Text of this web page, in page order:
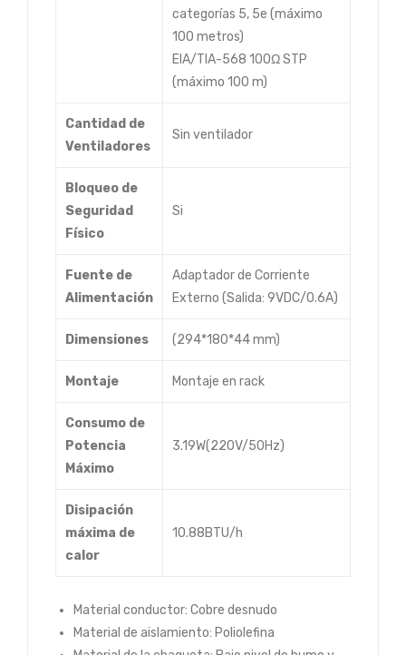
categorías 5, 5e (máximo
100 metros)
EIA/TIA-568 100Ω STP
(máximo 100 m)
Cantidad de
Ventiladores
Sin ventilador
Bloqueo de
Seguridad
Físico
Si
Fuente de
Alimentación
Adaptador de Corriente
Externo (Salida: 9VDC/0.6A)
Dimensiones (294*180*44 mm)
Montaje Montaje en rack
Consumo de
Potencia
Máximo
3.19W(220V/50Hz)
Disipación
máxima de
calor
10.88BTU/h
Material conductor: Cobre desnudo
Material de aislamiento: Poliolefina